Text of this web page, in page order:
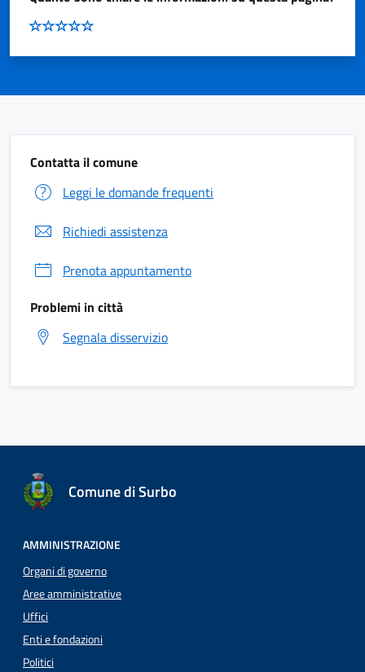
Contatta il comune
Leggi le domande frequenti
Richiedi assistenza
Prenota appuntamento
Problemi in città
Segnala disservizio
Comune di Surbo
AMMINISTRAZIONE
Organi di governo
Aree amministrative
Uffici
Enti e fondazioni
Politici